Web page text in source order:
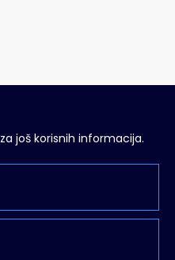
još korisnih informacija.